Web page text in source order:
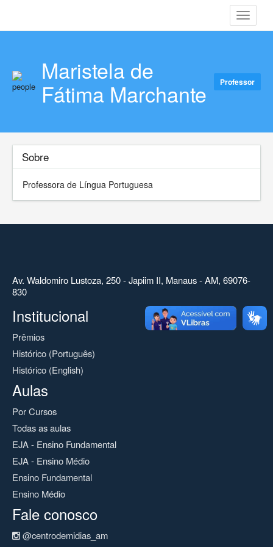
Toggle
Maristela de
Fátima Marchante Professor
Sobre
Professora de Língua Portuguesa
Av. Waldomiro Lustoza, 250 - Japiim II, Manaus - AM, 69076-
830
Institucional
Prêmios
Histórico (Português)
Histórico (English)
Aulas
Por Cursos
Todas as aulas
EJA - Ensino Fundamental
EJA - Ensino Médio
Ensino Fundamental
Ensino Médio
Fale conosco
@centrodemidias_am